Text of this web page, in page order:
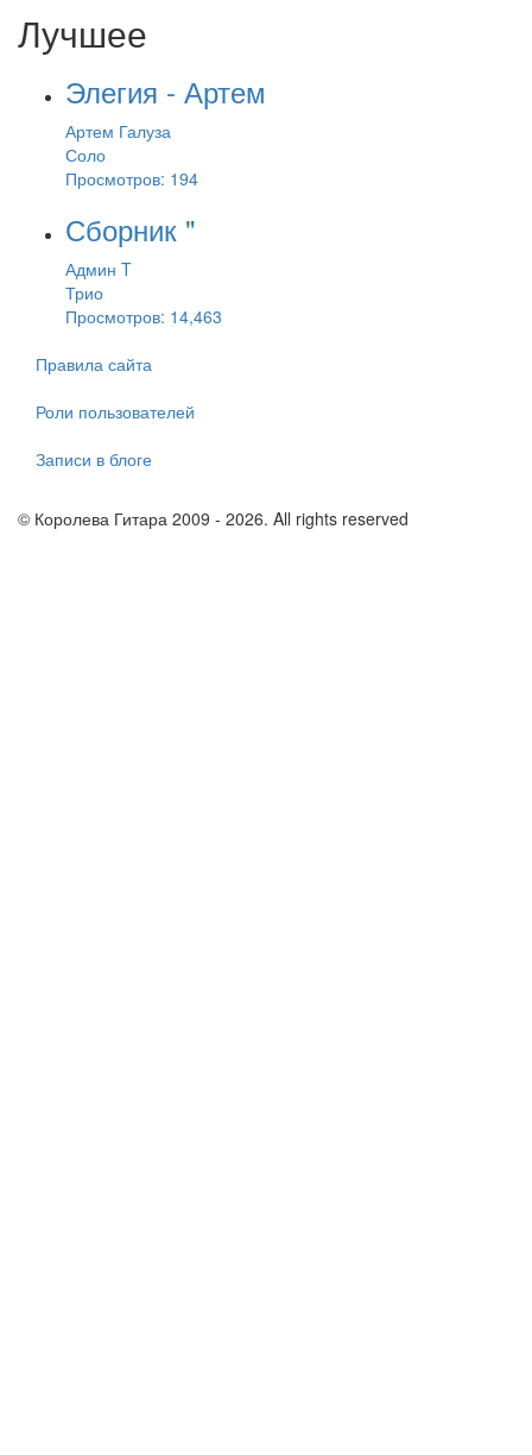
Лучшее
Элегия - Артем
Артем Галуза
Соло
Просмотров: 194
Сборник "
Админ T
Трио
Просмотров: 14,463
Правила сайта
Роли пользователей
Записи в блоге
© Королева Гитара 2009 - 2026. All rights reserved